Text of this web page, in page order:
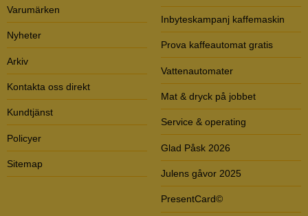
Varumärken
Nyheter
Arkiv
Kontakta oss direkt
Kundtjänst
Policyer
Sitemap
Inbyteskampanj kaffemaskin
Prova kaffeautomat gratis
Vattenautomater
Mat & dryck på jobbet
Service & operating
Glad Påsk 2026
Julens gåvor 2025
PresentCard©